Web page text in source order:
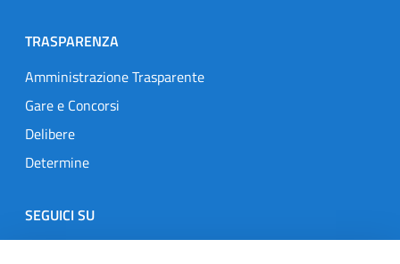
TRASPARENZA
Amministrazione Trasparente
Gare e Concorsi
Delibere
Determine
SEGUICI SU
Designers Italia
TwitterInstagramYoutubeLinkedin